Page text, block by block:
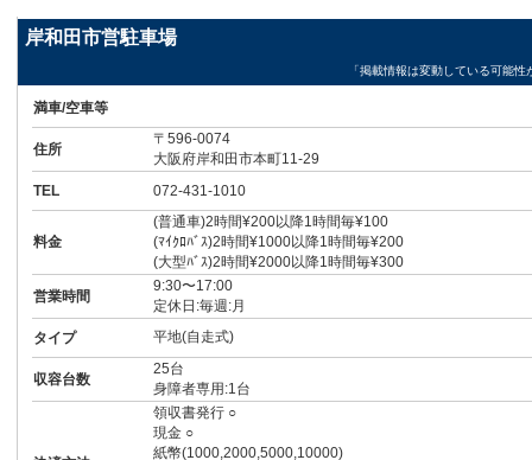
岸和田市営駐車場
「掲載情報は変動している可能
満車/空車等
住所
〒596-0074
大阪府岸和田市本町11-29
TEL
072-431-1010
料金
(普通車)2時間¥200以降1時間毎¥100
(ﾏｲｸﾛﾊﾞｽ)2時間¥1000以降1時間毎¥200
(大型ﾊﾞｽ)2時間¥2000以降1時間毎¥300
営業時間
9:30〜17:00
定休日:毎週:月
タイプ
平地(自走式)
収容台数
25台
身障者専用:1台
領収書発行 ○
現金 ○
紙幣(1000,2000,5000,10000)